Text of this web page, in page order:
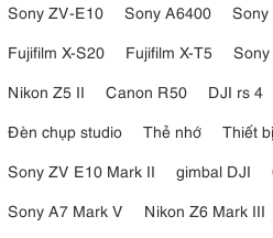
Sony ZV-E10
Sony A6400 Sony
Fujifilm X-S20
Fujifilm X-T5
Nikon Z5 II
Canon R50 DJI rs 4
Đèn chụp studio
Thẻ nhớ
Thiết
Sony ZV E10 Mark II
gimbal DJI
Sony A7 Mark V
Nikon Z6 Mark III